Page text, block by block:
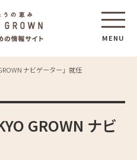
MENU
ナビゲーター」就任
GROWN ナビ